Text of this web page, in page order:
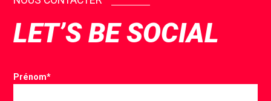
LET’S BE SOCIAL
Prénom*